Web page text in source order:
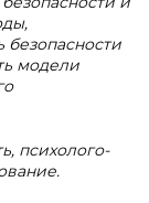
модели
психолого-